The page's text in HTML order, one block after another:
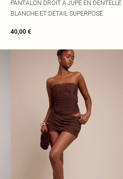
PANTALON DROIT À JUPE EN DENTELLE
BLANCHE ET DÉTAIL SUPERPOSÉ
40,00 €